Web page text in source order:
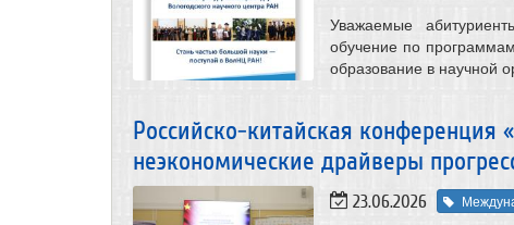
Уважаемые
обучение по
образование в научной
Российско-китайская конференция
неэкономические драйверы
23.06.2026